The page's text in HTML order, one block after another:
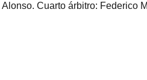
Cuarto árbitro: Federico